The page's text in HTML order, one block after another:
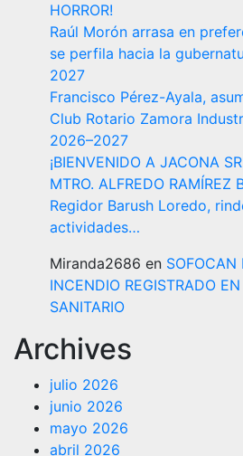
HORROR!
Raúl Morón arrasa en
se perfila hacia la
2027
Francisco Pérez-Ayala,
Club Rotario Zamora
2026–2027
¡BIENVENIDO A JACONA
MTRO. ALFREDO RAMÍREZ
Regidor Barush Loredo,
actividades…
Miranda2686 en
INCENDIO REGISTRADO
SANITARIO
Archives
julio 2026
junio 2026
mayo 2026
abril 2026